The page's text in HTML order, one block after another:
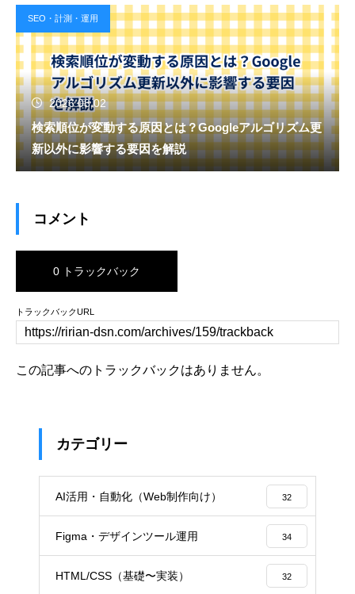
SEO・計測・運用
2026.08.02
検索順位が変動する原因とは？Googleアルゴリズム更
新以外に影響する要因を解説
コメント
0 トラックバック
トラックバックURL
この記事へのトラックバックはありません。
カテゴリー
AI活用・自動化（Web制作向け） 32
Figma・デザインツール運用 34
HTML/CSS（基礎〜実装） 32